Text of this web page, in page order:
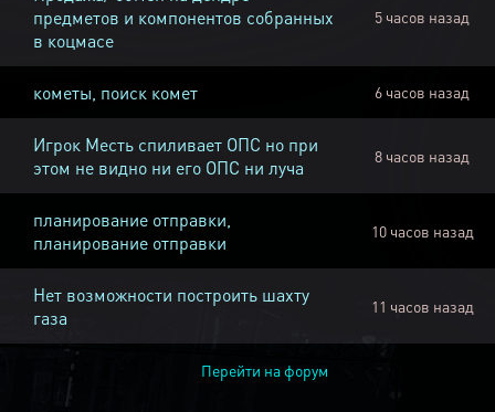
предметов и компонентов собранных
в коцмасе
5 часов назад
кометы, поиск комет 6 часов назад
Игрок Месть спиливает ОПС но при
этом не видно ни его ОПС ни луча
8 часов назад
планирование отправки,
планирование отправки
10 часов назад
Нет возможности построить шахту
газа
11 часов назад
Перейти на форум